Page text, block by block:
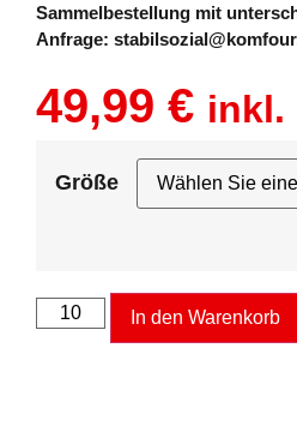
Sammelbestellung mit
Anfrage:
49,99 € inkl.
Größe
In den Warenkorb